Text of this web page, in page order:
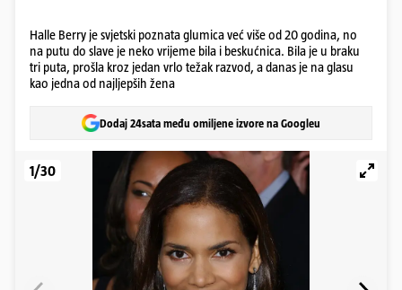
Halle Berry je svjetski poznata glumica već više od 20 godina, no
na putu do slave je neko vrijeme bila i beskućnica. Bila je u braku
tri puta, prošla kroz jedan vrlo težak razvod, a danas je na glasu
kao jedna od najljepših žena
Dodaj 24sata među omiljene izvore na Googleu
1/30